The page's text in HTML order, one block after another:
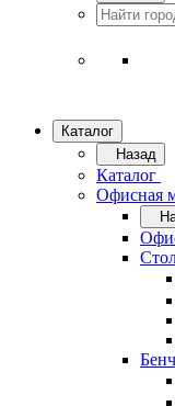
Каталог
Назад
Каталог
Офисная